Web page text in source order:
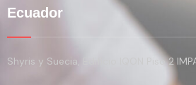
Ecuador
Shyris y Suecia, Edificio IQON Piso 2